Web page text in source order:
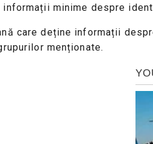
informații minime despre
care deține informații
menționate.